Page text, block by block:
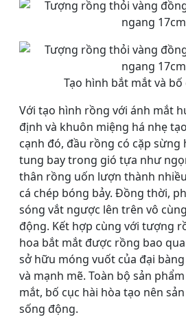
Tạo hình bắt mắt và bố
Với tạo hình rồng với ánh mắt
định và khuôn miệng há nhẹ
cạnh đó, đầu rồng có cặp sừng
tung bay trong gió tựa như
thân rồng uốn lượn thành
cá chép bóng bảy. Đồng thời,
sóng vắt ngược lên trên vô
động. Kết hợp cùng với tượng
hoa bắt mắt được rồng bao
sở hữu móng vuốt của đại
và mạnh mẽ. Toàn bộ sản
mắt, bố cục hài hòa tạo nên
sống động.